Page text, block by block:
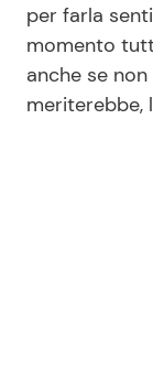
Privacy Policy
per farla
momento
anche se
meriterebbe,